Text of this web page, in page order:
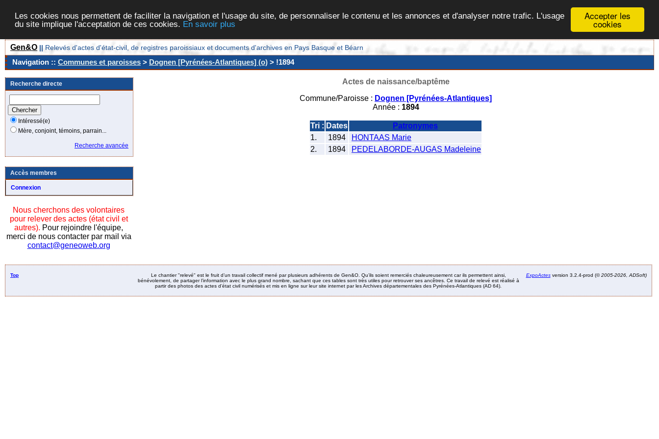
Accepter les
cookies
Les cookies nous permettent de faciliter la navigation et l'usage du site, de personnaliser le contenu et les annonces et d'analyser notre trafic. L'usage
du site implique l'acceptation de ces cookies. En savoir plus
Gen&O || Relevés d'actes d'état-civil, de registres paroissiaux et documents d'archives en Pays Basque et Béarn
Navigation :: Communes et paroisses > Dognen [Pyrénées-Atlantiques] (o) > !1894
Recherche directe
Intéressé(e)
Mère, conjoint, témoins, parrain...
Recherche avancée
Accès membres
Connexion
Nous cherchons des volontaires
pour relever des actes (état civil et
autres). Pour rejoindre l'équipe,
merci de nous contacter par mail via
contact@geneoweb.org
Actes de naissance/baptême
Commune/Paroisse : Dognen [Pyrénées-Atlantiques]
Année : 1894
Tri : Dates
Patronymes
1.
1894
HONTAAS Marie
2.
1894 PEDELABORDE-AUGAS Madeleine
Top
Le chantier "relevé" est le fruit d’un travail collectif mené par plusieurs adhérents de Gen&O. Qu’ils soient remerciés chaleureusement car ils permettent ainsi,
bénévolement, de partager l’information avec le plus grand nombre, sachant que ces tables sont très utiles pour retrouver ses ancêtres. Ce travail de relevé est réalisé à
partir des photos des actes d’état civil numérisés et mis en ligne sur leur site internet par les Archives départementales des Pyrénées-Atlantiques (AD 64).
ExpoActesversion 3.2.4-prod (©2005-2026, ADSoft)